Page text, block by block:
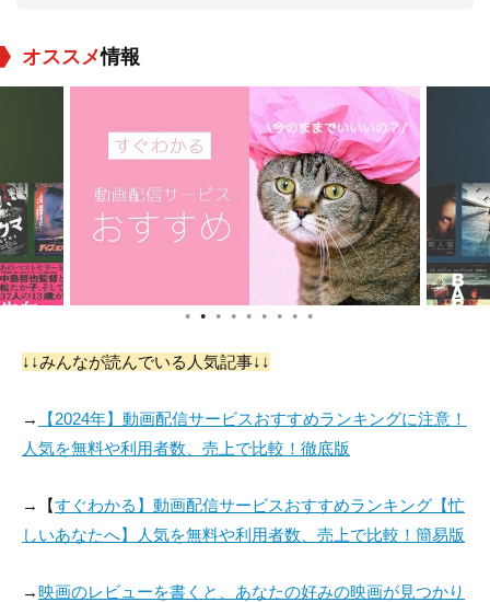
Jack Widerker
役：Executive
デビッド・リーチ
役：Mike Moran
Abdel Qissi
役：Big Arab
役：Hostess 役：Russian Émigré
オススメ情報
● ● ● ● ● ● ● ● ●
↓↓みんなが読んでいる人気記事↓↓
→
【2024年】動画配信サービスおすすめランキングに注意！
人気を無料や利用者数、売上で比較！徹底版
→【すぐわかる】動画配信サービスおすすめランキング【忙
しいあなたへ】人気を無料や利用者数、売上で比較！簡易版
→映画のレビューを書くと、あなたの好みの映画が見つかり